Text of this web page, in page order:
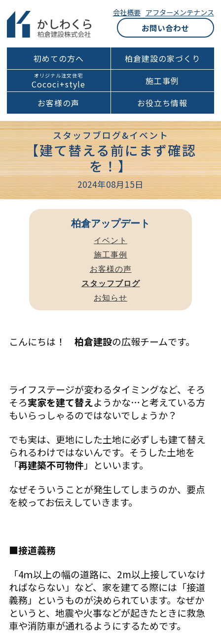
会社概要 アフターメンテナンス
お問い合わせ
初めての方へ 柏倉建設の家づくり
オリジナル注文住宅
Cococi+style
施工事例
お客様の声
お役立ち情報
スタッフブログ&イベント
【建て替える前にまず確認
を！】
2024年08月15日
こんにちは！ 柏倉建設の広報チームです。
ライフステージが変わるタイミングなど、そろ
そろ実家を建て替えようかな…と考えている方
もいらっしゃるのではないでしょうか？
でも実は、更地にした土地に必ずしも建て替え
られるわけではないんです。そうした土地を
「再建築不可物件 」といいます。
なぜそういうことが発生してしまうのか、要点
を絞ってお伝えしていきます。
■接道義務
「4ｍ以上の幅の道路に、2m以上接していなけ
ればならない」など、家を建てる際には「接道
義務」というものが決められています。なぜか
というと、地震や火事などが起きたときに救急
車や消防車が通れるようにするためです。
柏倉アップデート
イベント
施工事例
お客様の声
スタッフブログ
お知らせ